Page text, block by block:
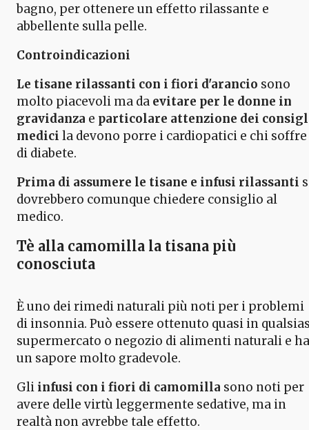
bagno, per ottenere un effetto rilassante e
abbellente sulla pelle.
Controindicazioni
Le tisane rilassanti con i fiori d'arancio sono
molto piacevoli ma da evitare per le donne in
gravidanza e particolare attenzione dei
medici la devono porre i cardiopatici e chi soffre
di diabete.
Prima di assumere le tisane e infusi rilassanti
dovrebbero comunque chiedere consiglio al
medico.
Tè alla camomilla la tisana più
conosciuta
È uno dei rimedi naturali più noti per i problemi
di insonnia. Può essere ottenuto quasi in
supermercato o negozio di alimenti naturali e ha
un sapore molto gradevole.
Gli infusi con i fiori di camomilla sono noti per
avere delle virtù leggermente sedative, ma in
realtà non avrebbe tale effetto.